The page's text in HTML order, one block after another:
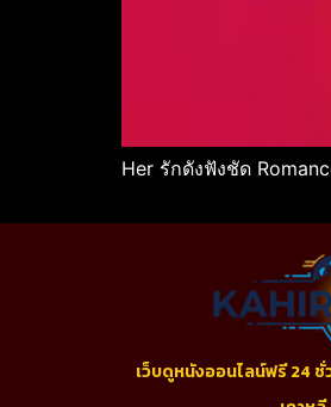
Her รักดังฟังชัด
เว็บดูหนังออนไลน์ฟรี 24